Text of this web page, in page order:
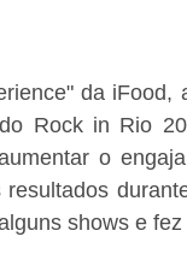
da iFood,
Rock in Rio
o
resultados
shows e